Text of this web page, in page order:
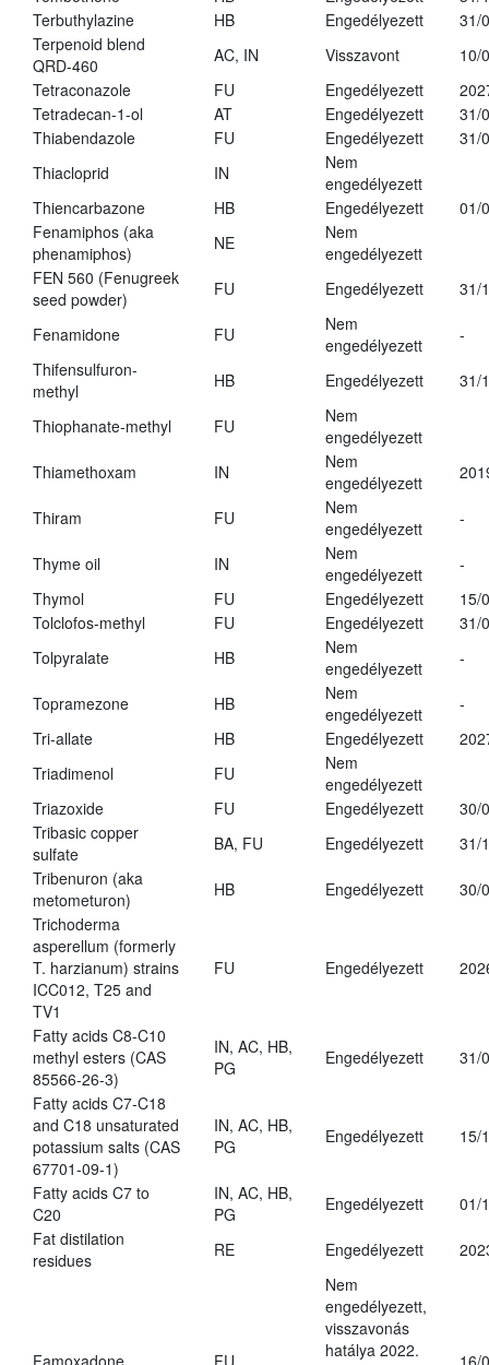
Terbuthylazine
HB Engedélyezett
31/
Terpenoid blend
QRD-460
AC, IN Visszavont
10/
Tetraconazole
FU Engedélyezett
Tetradecan-1-ol
AT Engedélyezett
31/
Thiabendazole
FU Engedélyezett
31/
Thiacloprid
IN
Nem
engedélyezett
Thiencarbazone
HB Engedélyezett
01/
Fenamiphos (aka
phenamiphos)
NE
Nem
engedélyezett
FEN 560 (Fenugreek
seed powder)
FU Engedélyezett 31/
Fenamidone FU
Nem
engedélyezett
-
Thifensulfuron-
methyl
HB Engedélyezett 31/
Thiophanate-methyl FU
Nem
engedélyezett
Thiamethoxam
IN
Nem
engedélyezett
Thiram FU
Nem
engedélyezett
-
Thyme oil IN
Nem
engedélyezett
-
Thymol
FU Engedélyezett
15/
Tolclofos-methyl
FU Engedélyezett
31/
Tolpyralate
HB
Nem
engedélyezett
-
Topramezone HB
Nem
engedélyezett
-
Tri-allate
HB Engedélyezett
Triadimenol
FU
Nem
engedélyezett
Triazoxide
FU Engedélyezett
30/
Tribasic copper
sulfate
BA, FU Engedélyezett
31/
Tribenuron (aka
metometuron)
HB Engedélyezett
30/
Trichoderma
asperellum (formerly
T. harzianum) strains
ICC012, T25 and
TV1
FU Engedélyezett
Fatty acids C8-C10
methyl esters (CAS
85566-26-3)
IN, AC, HB,
PG
Engedélyezett 31/
Fatty acids C7-C18
and C18 unsaturated
potassium salts (CAS
67701-09-1)
IN, AC, HB,
PG
Engedélyezett 15/
Fatty acids C7 to
C20
IN, AC, HB,
PG
Engedélyezett
01/
Fat distilation
residues
RE Engedélyezett
Nem
engedélyezett,
visszavonás
hatálya 2022.